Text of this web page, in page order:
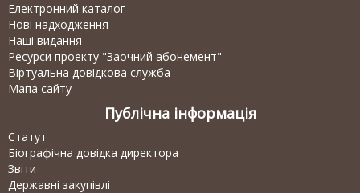
Електронний каталог
Нові надходження
Наші видання
Ресурси проекту "Заочний абонемент"
Віртуальна довідкова служба
Мапа сайту
Публічна інформація
Статут
Біографічна довідка директора
Звіти
Державні закупівлі